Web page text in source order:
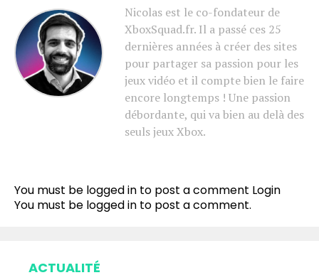
Nicolas est le co-fondateur de
XboxSquad.fr. Il a passé ces 25
dernières années à créer des sites
pour partager sa passion pour les
jeux vidéo et il compte bien le faire
encore longtemps ! Une passion
débordante, qui va bien au delà des
seuls jeux Xbox.
You must be logged in to post a comment Login
You must be logged in to post a comment.
ACTUALITÉ